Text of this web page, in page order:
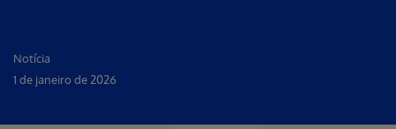
Notícia
1 de janeiro de 2026